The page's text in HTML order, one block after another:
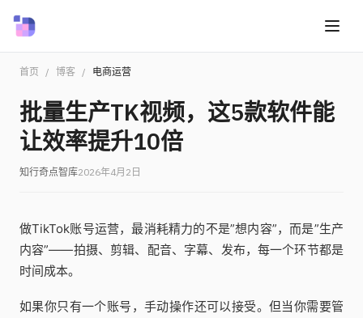
首页 / 博客 / 电商运营
批量生产TK视频，这5款软件能
让效率提升10倍
知行奇点智库2026年4月2日
做TikTok账号运营，最消耗精力的不是”想内容”，而是”生产
内容”——拍摄、剪辑、配音、字幕、发布，每一个环节都是
时间成本。
如果你只有一个账号，手动操作还可以接受。但当你需要管